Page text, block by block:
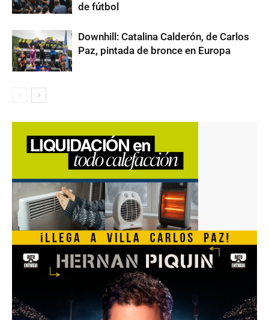
de fútbol
Downhill: Catalina Calderón, de Carlos
Paz, pintada de bronce en Europa